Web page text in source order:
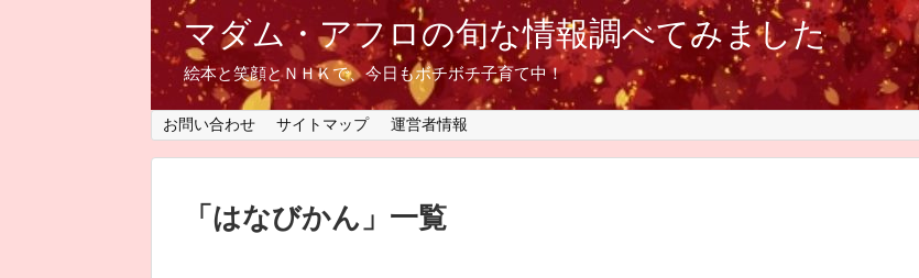
マダム・アフロの旬な情報調べてみました
絵本と笑顔とＮＨＫで、今日もボチボチ子育て中！
お問い合わせ サイトマップ 運営者情報
「 はなびかん 」 一覧